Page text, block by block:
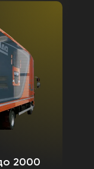
2000